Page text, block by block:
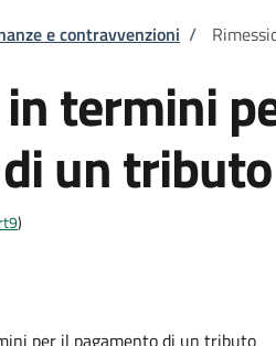
e contravvenzioni /
termini
un tributo
)
per il pagamento di un tributo